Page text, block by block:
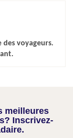
des voyageurs.
meilleures
Inscrivez-